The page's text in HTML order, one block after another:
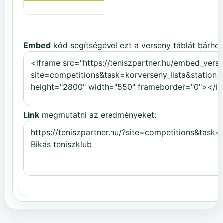
Embed kód segítségével ezt a verseny táblát
Link megmutatni az eredményeket: